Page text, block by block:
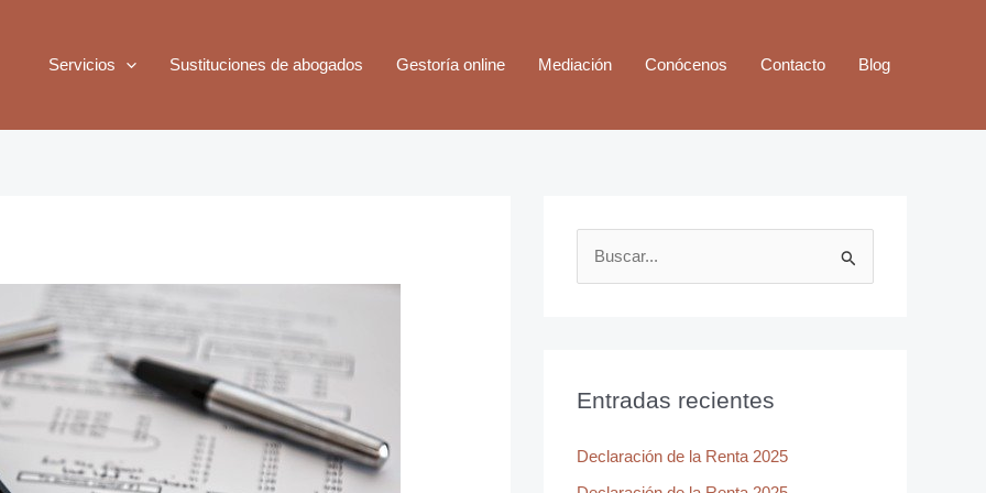
Servicios Sustituciones de abogados Gestoría online Mediación Conócenos Contacto Blog
a
p
Entradas recientes
Declaración de la Renta 2025